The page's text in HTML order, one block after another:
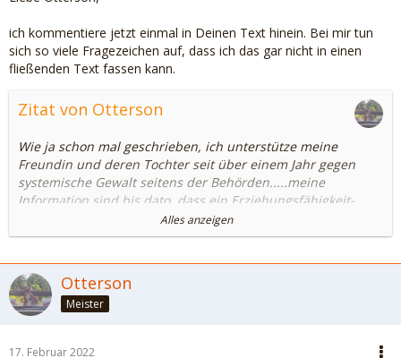
ich kommentiere jetzt einmal in Deinen Text hinein. Bei mir tun
sich so viele Fragezeichen auf, dass ich das gar nicht in einen
fließenden Text fassen kann.
Zitat von Otterson
Wie ja schon mal geschrieben, ich unterstütze meine
Freundin und deren Tochter seit über einem Jahr gegen
systemische Gewalt seitens der Behörden.....meine
Information sind bis dato, dass ein Erziehungsfähigkeit-
Gutachten in den meisten Fällen in einem
Sorgerechtsentzug - Inobhutnahme des Kindes zum Vater
Systemische Gewalt von Behörden - das ist schon ein
gewaltiger Vorwurf. Ich kann es aber nicht beurteilen. Was
in den meisten Fällen in einem Sorgerechtsentzug des
Alles anzeigen
Otterson
Meister
17. Februar 2022